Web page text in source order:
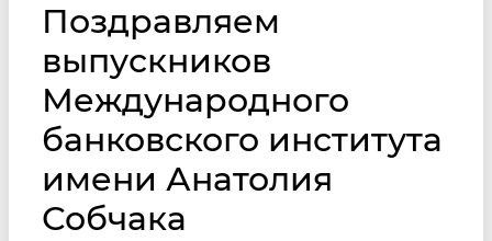
Поздравляем
выпускников
Международного
банковского института
имени Анатолия
Собчака